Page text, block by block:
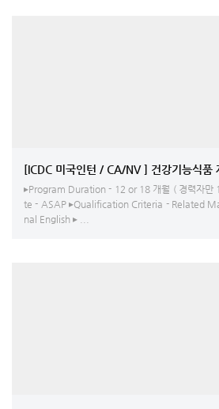
[ICDC 미국인턴 /
▸Program Duration - 12 or 18 개월 ( 경력자만
te - ASAP ▸Qualification Criteria - Related
nal English ▸ ...